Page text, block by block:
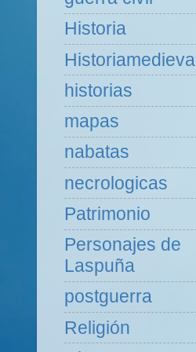
Historia
Historiamedieval
historias
mapas
nabatas
necrologicas
Patrimonio
Personajes de
Laspuña
postguerra
Religión